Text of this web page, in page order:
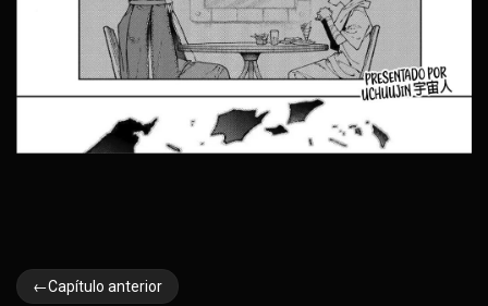
←Capítulo anterior